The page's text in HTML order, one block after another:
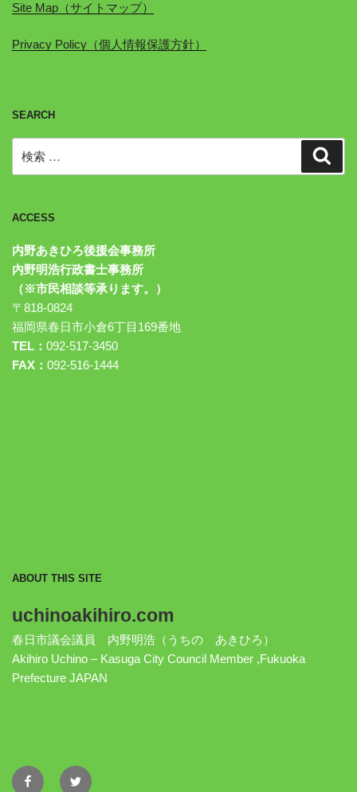
Site Map（サイトマップ）
Privacy Policy（個人情報保護方針）
SEARCH
索:
ACCESS
内野あきひろ後援会事務所
内野明浩行政書士事務所
（※市民相談等承ります。）
〒818-0824
福岡県春日市小倉6丁目169番地
TEL： 092-517-3450
FAX： 092-516-1444
ABOUT THIS SITE
uchinoakihiro.com
春日市議会議員 内野明浩（うちの あきひろ）
Akihiro Uchino – Kasuga City Council Member ,Fukuoka
Prefecture JAPAN
FacebookTwitter